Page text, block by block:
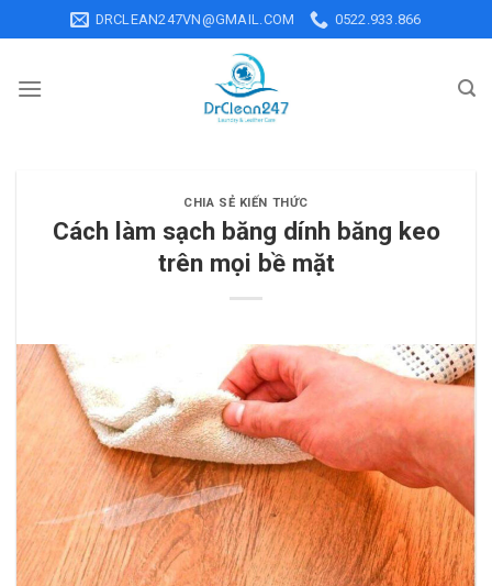
to
DRCLEAN247VN@GMAIL.COM 0522.933.866
CHIA SẺ KIẾN THỨC
Cách làm sạch băng dính băng keo
trên mọi bề mặt